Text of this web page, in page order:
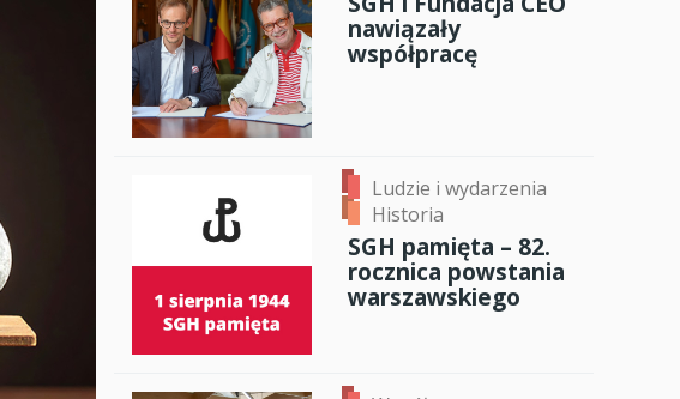
Studenci i doktoranci
Współpraca międzynarodowa
Sport
Historia
Wspomnienia
nawiązały
współpracę
Ludzie i wydarzenia
Historia
SGH pamięta – 82.
rocznica powstania
warszawskiego